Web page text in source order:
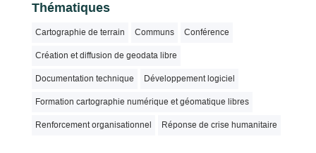
Thématiques
Cartographie de terrain Communs Conférence
Création et diffusion de geodata libre
Documentation technique Développement logiciel
Formation cartographie numérique et géomatique libres
Renforcement organisationnel Réponse de crise humanitaire